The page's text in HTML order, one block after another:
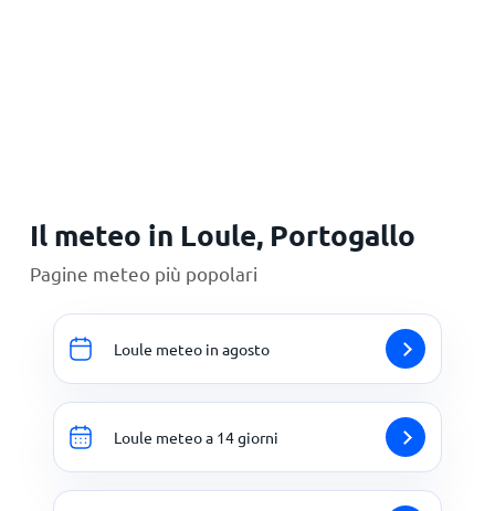
Il meteo in Loule, Portogallo
Pagine meteo più popolari
Loule meteo in agosto
Loule meteo a 14 giorni